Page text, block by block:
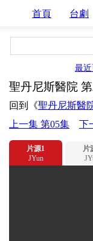
首頁 台劇
最
聖丹尼斯醫院
回到《聖丹尼斯醫
上一集 第05集
下
片源1
JYun
片